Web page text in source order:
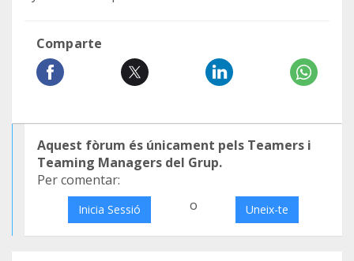
Comparte
Aquest fòrum és únicament pels Teamers i
Teaming Managers del Grup.
Per comentar:
Inicia Sessió o Uneix-te